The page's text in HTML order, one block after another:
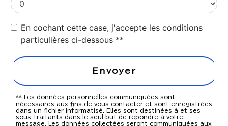
En cochant cette case, j'accepte les conditions
particulières ci-dessous **
Envoyer
** Les données personnelles communiquées sont
nécessaires aux fins de vous contacter et sont enregistrées
dans un fichier informatisé. Elles sont destinées à et ses
sous-traitants dans le seul but de répondre à votre
message. Les données collectées seront communiquées aux